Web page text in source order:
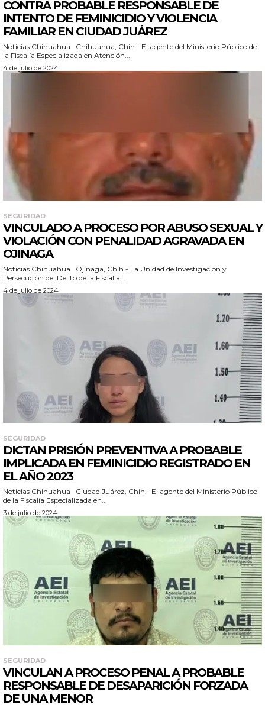
CONTRA PROBABLE RESPONSABLE DE
INTENTO DE FEMINICIDIO Y VIOLENCIA
FAMILIAR EN CIUDAD JUÁREZ
Noticias Chihuahua Chihuahua, Chih.- El agente del Ministerio Público de
la Fiscalía Especializada en Atención...
4 de julio de 2024
SEGURIDAD
VINCULADO A PROCESO POR ABUSO SEXUAL Y
VIOLACIÓN CON PENALIDAD AGRAVADA EN
OJINAGA
Noticias Chihuahua Ojinaga, Chih.- La Unidad de Investigación y
Persecución del Delito de la Fiscalía...
4 de julio de 2024
SEGURIDAD
DICTAN PRISIÓN PREVENTIVA A PROBABLE
IMPLICADA EN FEMINICIDIO REGISTRADO EN
EL AÑO 2023
Noticias Chihuahua Ciudad Juárez, Chih.- El agente del Ministerio Público
de la Fiscalía Especializada en...
3 de julio de 2024
SEGURIDAD
VINCULAN A PROCESO PENAL A PROBABLE
RESPONSABLE DE DESAPARICIÓN FORZADA
DE UNA MENOR